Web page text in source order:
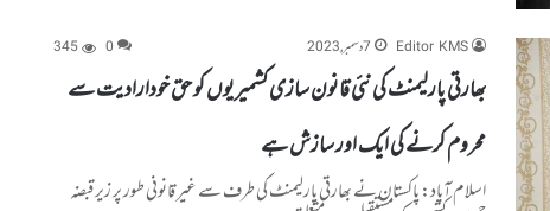
Editor KMS 7 دسمبر, 2023 0
345
بھارتی پارلیمنٹ کی نئی قانون سازی کشمیریوں کو حق خودارادیت سے
محروم کرنے کی ایک اور سازش ہے
اسلام آباد: پاکستان نے بھارتی پارلیمنٹ کی طرف سے غیر قانونی طور پر زیرقبضہ